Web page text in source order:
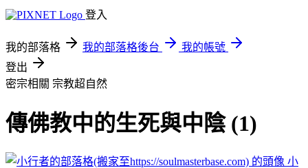
登入
我的部落格 我的部落格後台
我的帳號
登出
密宗相關 宗教超自然
傳佛教中的生死與中陰 (1)
小